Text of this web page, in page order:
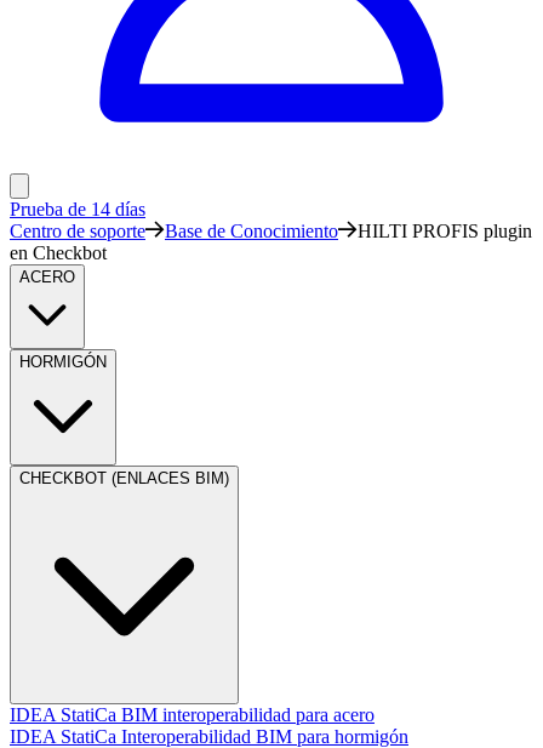
Prueba de 14 días
Centro de soporte
Base de Conocimiento
HILTI PROFIS plugin
en Checkbot
ACERO
HORMIGÓN
CHECKBOT (ENLACES BIM)
IDEA StatiCa BIM interoperabilidad para acero
IDEA StatiCa Interoperabilidad BIM para hormigón